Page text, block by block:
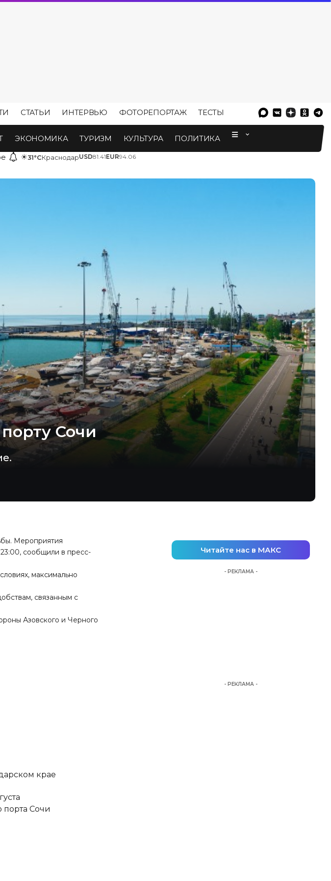
СТАТЬИ ИНТЕРВЬЮ ФОТОРЕПОРТАЖ ТЕСТЫ
ЭКОНОМИКА ТУРИЗМ КУЛЬТУРА ПОЛИТИКА
☀31°CКраснодарUSD81.41EUR94.06
Сочи
Мероприятия
сообщили в пресс-
максимально
связанным с
Азовского и Черного
крае
Сочи
Читайте нас в МАКС
- РЕКЛАМА -
- РЕКЛАМА -